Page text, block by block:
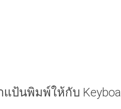
ป้นพิมพ์ให้กับ